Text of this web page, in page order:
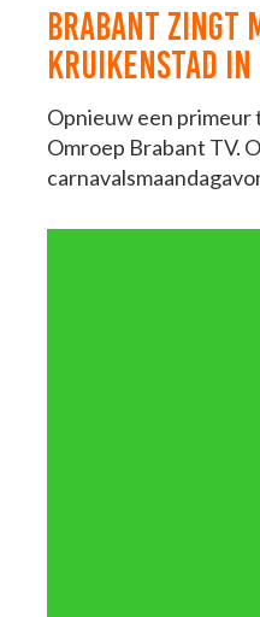
BRABANT ZINGT
KRUIKENSTAD IN
Opnieuw een primeur
Omroep Brabant TV.